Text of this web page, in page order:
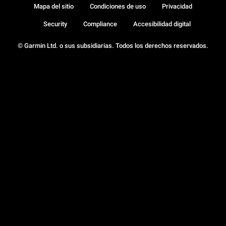
© Garmin Ltd. o sus subsidiarias. Todos los derechos reservados.
Mapa del sitio Condiciones de uso Privacidad
Security Compliance Accesibilidad digital